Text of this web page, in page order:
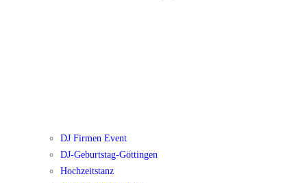
DJ Firmen Event
DJ-Geburtstag-Göttingen
Hochzeitstanz